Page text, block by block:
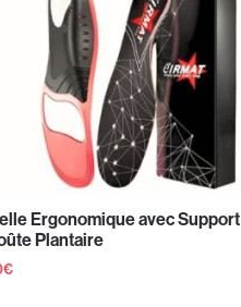
Ergonomique avec Support
Plantaire
€